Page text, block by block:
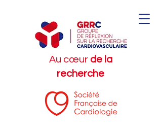
Au cœurde la
recherche